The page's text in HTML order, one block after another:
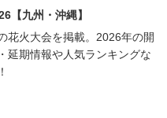
【九州・沖縄】
花火大会を掲載。2026年の開
延期情報や人気ランキングな